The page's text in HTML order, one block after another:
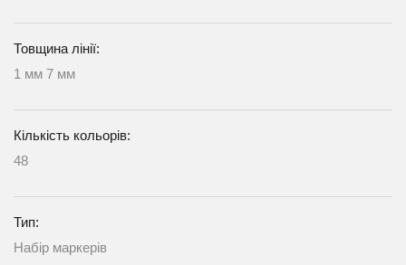
Товщина лінії:
1 мм 7 мм
Кількість кольорів:
48
Тип:
Набір маркерів